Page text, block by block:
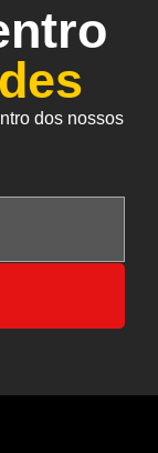
dos nossos